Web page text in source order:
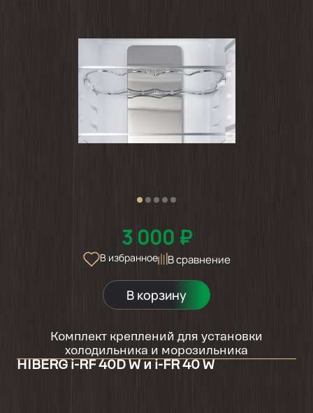
3 000 ₽
В избранное В сравнение
В корзину
Комплект креплений для установки
холодильника и морозильника
HIBERG i-RF 40D W и i-FR 40 W